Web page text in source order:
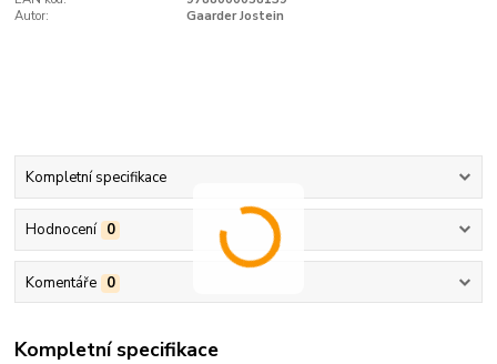
Autor:
Gaarder Jostein
Kompletní specifikace
Hodnocení 0
Komentáře 0
Kompletní specifikace